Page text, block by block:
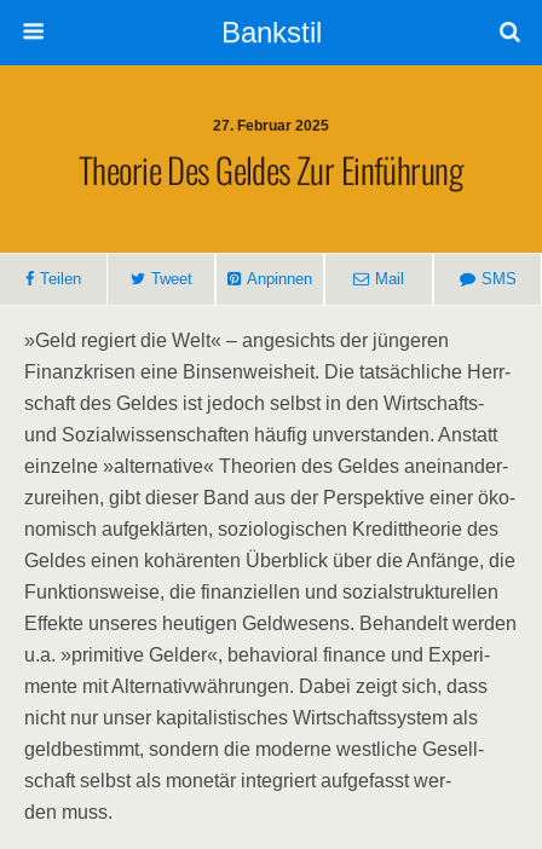
Bankstil
27. Februar 2025
Theo­rie Des Gel­des Zur Einführung
Tei­len Tweet Anpin­nen Mail SMS
»Geld regiert die Welt« – ange­sichts der jün­ge­ren
Finanz­kri­sen eine Bin­sen­weis­heit. Die tat­säch­li­che Herr­
schaft des Gel­des ist jedoch selbst in den Wirt­schafts-
und Sozi­al­wis­sen­schaf­ten häu­fig unver­stan­den. Anstatt
ein­zel­ne »alter­na­ti­ve« Theo­rien des Gel­des anein­an­der­
zu­rei­hen, gibt die­ser Band aus der Per­spek­ti­ve einer öko­
no­misch auf­ge­klär­ten, sozio­lo­gi­schen Kre­dit­theo­rie des
Gel­des einen kohä­ren­ten Über­blick über die Anfän­ge, die
Funk­ti­ons­wei­se, die finan­zi­el­len und sozi­al­struk­tu­rel­len
Effek­te unse­res heu­ti­gen Geld­we­sens. Behan­delt wer­den
u.a. »pri­mi­ti­ve Gel­der«, beha­vi­oral finan­ce und Expe­ri­
men­te mit Alter­na­tiv­wäh­run­gen. Dabei zeigt sich, dass
nicht nur unser kapi­ta­lis­ti­sches Wirt­schafts­sys­tem als
geld­be­stimmt, son­dern die moder­ne west­li­che Gesell­
schaft selbst als mone­tär inte­griert auf­ge­fasst wer­
den muss.